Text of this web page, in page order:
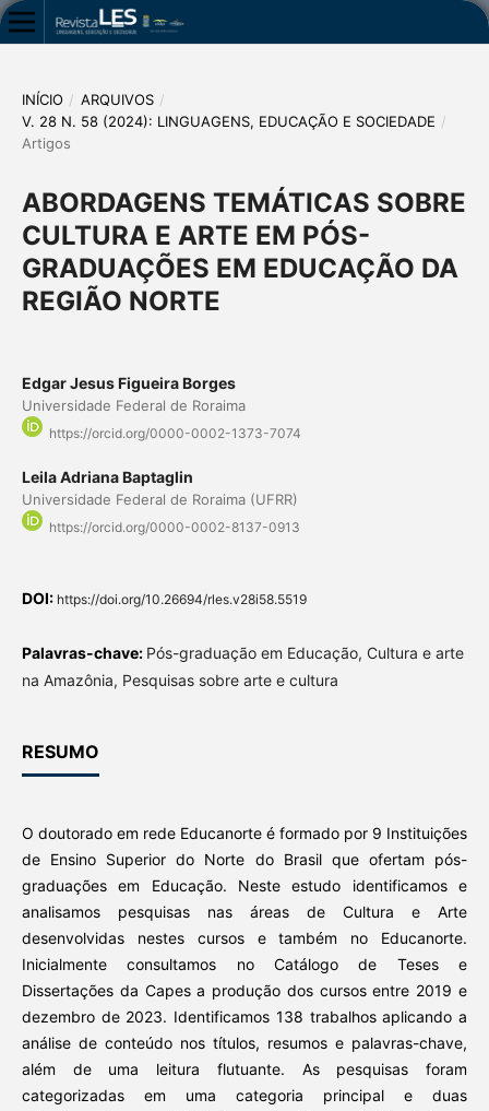
INÍCIO / ARQUIVOS /
V. 28 N. 58 (2024): LINGUAGENS, EDUCAÇÃO E SOCIEDADE /
Artigos
ABORDAGENS TEMÁTICAS SOBRE
CULTURA E ARTE EM PÓS-
GRADUAÇÕES EM EDUCAÇÃO DA
REGIÃO NORTE
Edgar Jesus Figueira Borges
Universidade Federal de Roraima
https://orcid.org/0000-0002-1373-7074
Leila Adriana Baptaglin
Universidade Federal de Roraima (UFRR)
https://orcid.org/0000-0002-8137-0913
DOI: https://doi.org/10.26694/rles.v28i58.5519
Palavras-chave: Pós-graduação em Educação, Cultura e arte
na Amazônia, Pesquisas sobre arte e cultura
RESUMO
O doutorado em rede Educanorte é formado por 9 Instituições
de Ensino Superior do Norte do Brasil que ofertam pós-
graduações em Educação. Neste estudo identificamos e
analisamos pesquisas nas áreas de Cultura e Arte
desenvolvidas nestes cursos e também no Educanorte.
Inicialmente consultamos no Catálogo de Teses e
Dissertações da Capes a produção dos cursos entre 2019 e
dezembro de 2023. Identificamos 138 trabalhos aplicando a
análise de conteúdo nos títulos, resumos e palavras-chave,
além de uma leitura flutuante. As pesquisas foram
categorizadas em uma categoria principal e duas